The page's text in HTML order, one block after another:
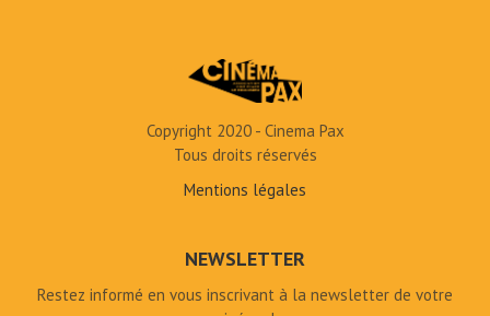
Copyright 2020 - Cinema Pax
Tous droits réservés
Mentions légales
NEWSLETTER
Restez informé en vous inscrivant à la newsletter de votre